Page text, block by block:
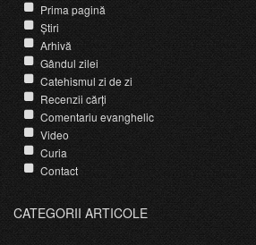
Prima pagină
Știri
Arhivă
Gândul zilei
Catehismul zi de zi
Recenzii cărți
Comentariu evanghelic
Video
Curia
Contact
CATEGORII ARTICOLE